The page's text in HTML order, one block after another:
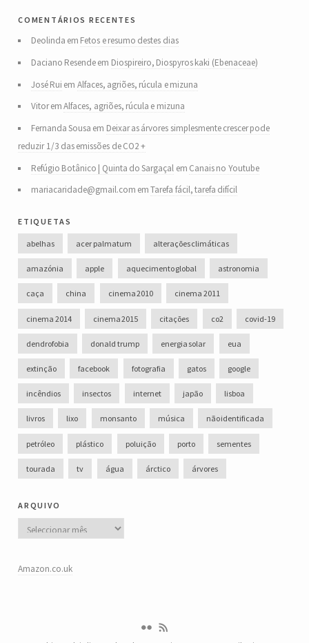
comentários recentes
Deolinda em Fetos e resumo destes dias
Daciano Resendeem Diospireiro, Diospyros kaki (Ebenaceae)
José Rui em Alfaces, agriões, rúcula e mizuna
VitoremAlfaces, agriões, rúcula e mizuna
Fernanda Sousa em Deixar as árvores simplesmente crescer pode
reduzir 1/3 das emissões de CO2 +
Refúgio Botânico | Quinta do Sargaçal em Canais no Youtube
mariacaridade@gmail.com emTarefa fácil, tarefa difícil
etiquetas
abelhas acer palmatum alterações climáticas
amazónia apple aquecimento global astronomia
caça china cinema 2010 cinema 2011
cinema 2014 cinema 2015 citações co2 covid-19
dendrofobia donald trump energia solar eua
extinção facebook fotografia gatos google
incêndios insectos internet japão lisboa
livros lixo monsanto música não identificada
petróleo plástico poluição porto sementes
tourada tv água árctico árvores
arquivo
Arquivo
Amazon.co.uk